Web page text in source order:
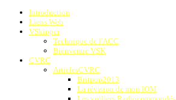
Introduction
Liens Web
VSkipper
Technique de l'ACC
Bienvenue VSK
CVRC
ArticlesCVRC
Britpop2013
La révision de mon IOM